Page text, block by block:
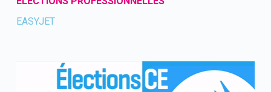
EASYJET